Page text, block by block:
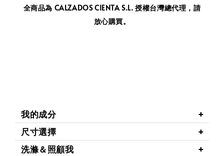
全商品為 CALZADOS CIENTA S.L. 授權台灣總代理，請
放心購買。
我的成分
尺寸選擇
洗滌＆照顧我